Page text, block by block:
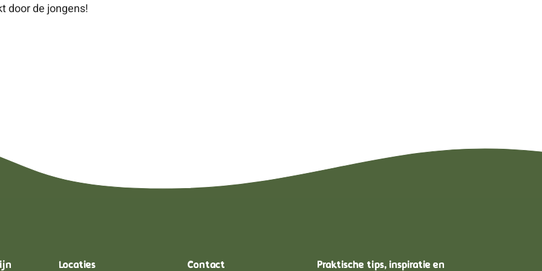
door de jongens!
Locaties Contact Praktische tips, inspiratie en